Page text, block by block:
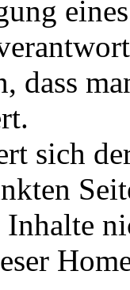
dass
sich
Inhalte